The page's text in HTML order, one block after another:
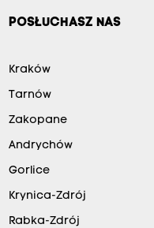
POSŁUCHASZ NAS
Kraków
Tarnów
Zakopane
Andrychów
Gorlice
Krynica-Zdrój
Rabka-Zdrój